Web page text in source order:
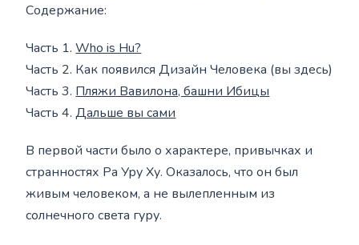
Содержание:
Часть 1.Who is Hu?
Часть 2. Как появился Дизайн Человека (вы здесь)
Часть 3. Пляжи Вавилона, башни Ибицы
Часть 4.Дальше вы сами
В первой части было о характере, привычках и
странностях Ра Уру Ху. Оказалось, что он был
живым человеком, а не вылепленным из
солнечного света гуру.